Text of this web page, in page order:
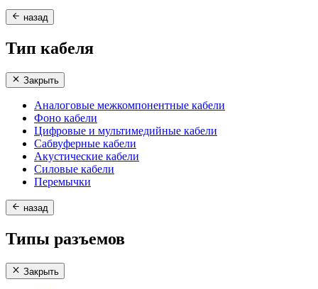
назад
Тип кабеля
Закрыть
Аналоговые межкомпонентные кабели
Фоно кабели
Цифровые и мультимедийные кабели
Сабвуферные кабели
Акустические кабели
Силовые кабели
Перемычки
назад
Типы разъемов
Закрыть